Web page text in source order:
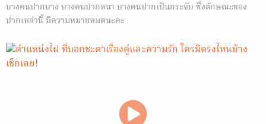
บางคนปากบาง บางคนปากหนา บางคนปากเป็นกระจับ ซึ่งลักษณะของ
ปากเหล่านี้ มีความหมายหมดนะคะ